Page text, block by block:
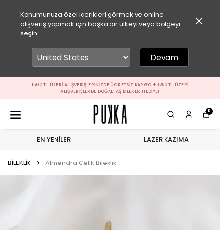
Konumunuza özel içerikleri görmek ve online
alışveriş yapmak için başka bir ülkeyi veya bölgeyi
seçin.
Devam
1500 TL ÜZERI ALIŞVERIŞLERINIZDE ÜCRETSIZ KARGO + 1250 TL ÜZERI
ALIŞVERIŞLERDE DOĞALTAŞ BILEKLIK HEDIYE!
0
EN YENİLER LAZER KAZIMA
BİLEKLİK Almendra Çelik Bileklik